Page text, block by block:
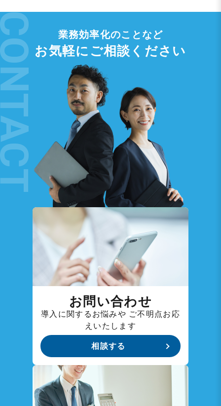
業務効率化のことなど
お気軽にご相談ください
お問い合わせ
導入に関するお悩みや ご不明点お応
えいたします
相談する